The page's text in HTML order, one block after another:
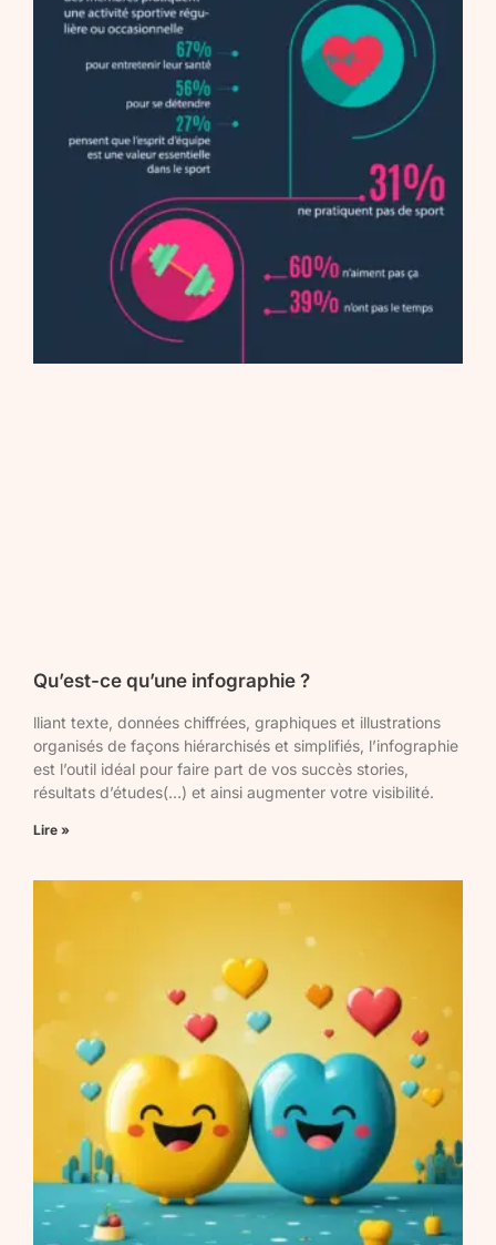
Qu’est-ce qu’une infographie ?
lliant texte, données chiffrées, graphiques et illustrations
organisés de façons hiérarchisés et simplifiés, l’infographie
est l’outil idéal pour faire part de vos succès stories,
résultats d’études(…) et ainsi augmenter votre visibilité.
Lire »